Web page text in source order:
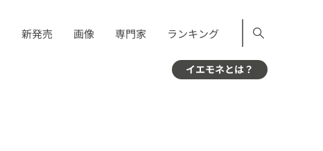
新発売 画像 専門家 ランキング
イエモネとは？